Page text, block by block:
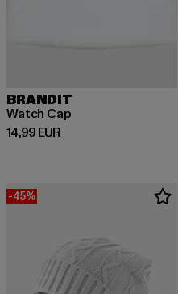
BRANDIT
Watch Cap
14,99 EUR
Derzeitiger Preis: 14,99 EUR
-45%